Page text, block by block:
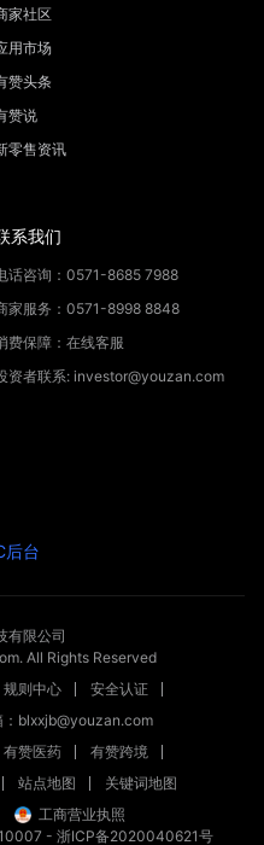
家社区
用市场
赞头条
赞说
零售资讯
系我们
话咨询：0571-8685 7988
家服务：0571-8998 8848
费保障：在线客服
资者联系: investor@youzan.com
后台
有限公司
All Rights Reserved
规则中心
安全认证
：blxxjb@youzan.com
有赞医药
有赞跨境
站点地图
关键词地图
工商营业执照
- 浙ICP备2020040621号